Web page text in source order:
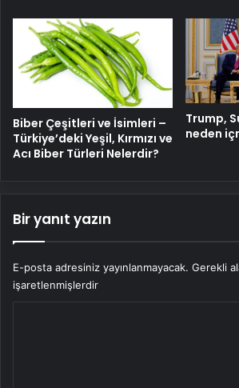
Biber Çeşitleri ve İsimleri –
Türkiye’deki Yeşil, Kırmızı ve
Acı Biber Türleri Nelerdir?
Trump,
neden
Bir yanıt yazın
E-posta adresiniz yayınlanmayacak. Gerekli
işaretlenmişlerdir